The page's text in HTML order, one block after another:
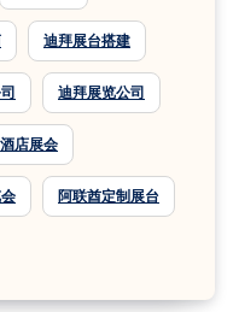
迪拜展台搭建
迪拜展览公司
酒店展会
阿联酋定制展台